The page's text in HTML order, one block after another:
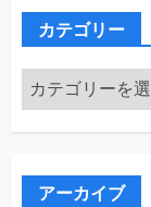
カテゴリー
カ
テ
ゴ
アーカイブ